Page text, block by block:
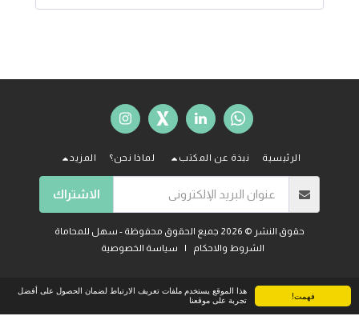
فهمت!
هذا الموقع يستخدم ملفات تعريف الارتباط لضمان الحصول على أفضل
تجربة على موقعنا
الرئيسية نبذة عن المكتب لماذا نحن؟ المزيد
الاشتراك
حقوق النشر © 2026 جميع الحقوق محفوظة -
سهل للمحاماة
الشروط والاحكام
| سياسة الخصوصية